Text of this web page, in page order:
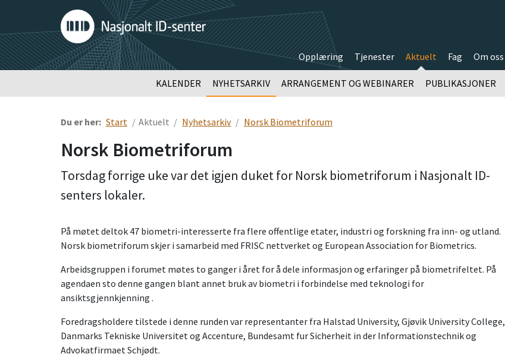
Opplæring Tjenester Aktuelt
KALENDER NYHETSARKIV ARRANGEMENT OG WEBINARER PUBLIKASJONER
Fag Om oss
Du er her: Start Aktuelt Nyhetsarkiv Norsk Biometriforum
Norsk Biometriforum
Torsdag forrige uke var det igjen duket for Norsk biometriforum i Nasjonalt ID-
senters lokaler.
På møtet deltok 47 biometri-interesserte fra flere offentlige etater, industri og forskning fra inn- og utland.
Norsk biometriforum skjer i samarbeid med FRISC nettverket og European Association for Biometrics.
Arbeidsgruppen i forumet møtes to ganger i året for å dele informasjon og erfaringer på biometrifeltet. På
agendaen sto denne gangen blant annet bruk avbiometri i forbindelse med teknologi for
ansiktsgjennkjenning .
Foredragsholdere tilstede i denne runden var representanter fra Halstad University, Gjøvik University College,
Danmarks Tekniske Universitet og Accenture, Bundesamt fur Sicherheit in der Informationstechnik og
Advokatfirmaet Schjødt.